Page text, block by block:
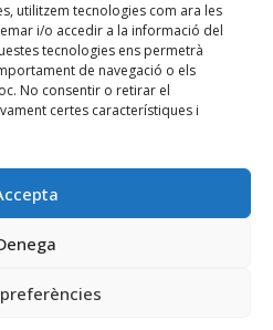
utilitzem tecnologies com ara les
i/o accedir a la informació del
tecnologies ens permetrà
de navegació o els
No consentir o retirar el
certes característiques i
MÉS